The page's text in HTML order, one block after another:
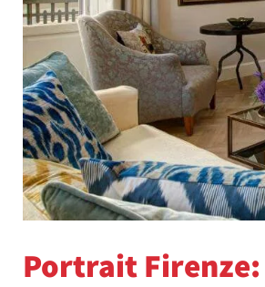
Portrait Firenze: